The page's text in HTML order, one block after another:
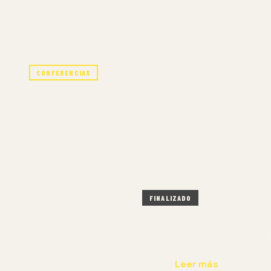
CONFERENCIAS
FINALIZADO
Leer más